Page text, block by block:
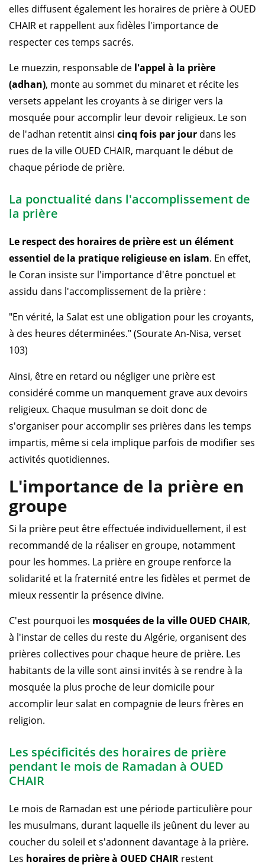
elles diffusent également les horaires de prière à OUED
CHAIR et rappellent aux fidèles l'importance de
respecter ces temps sacrés.
Le muezzin, responsable de l'appel à la prière
(adhan), monte au sommet du minaret et récite les
versets appelant les croyants à se diriger vers la
mosquée pour accomplir leur devoir religieux. Le son
de l'adhan retentit ainsi cinq fois par jour dans les
rues de la ville OUED CHAIR, marquant le début de
chaque période de prière.
La ponctualité dans l'accomplissement de
la prière
Le respect des horaires de prière est un élément
essentiel de la pratique religieuse en islam. En effet,
le Coran insiste sur l'importance d'être ponctuel et
assidu dans l'accomplissement de la prière :
"En vérité, la Salat est une obligation pour les croyants,
à des heures déterminées." (Sourate An-Nisa, verset
103)
Ainsi, être en retard ou négliger une prière est
considéré comme un manquement grave aux devoirs
religieux. Chaque musulman se doit donc de
s'organiser pour accomplir ses prières dans les temps
impartis, même si cela implique parfois de modifier ses
activités quotidiennes.
L'importance de la prière en
groupe
Si la prière peut être effectuée individuellement, il est
recommandé de la réaliser en groupe, notamment
pour les hommes. La prière en groupe renforce la
solidarité et la fraternité entre les fidèles et permet de
mieux ressentir la présence divine.
C'est pourquoi les mosquées de la ville OUED CHAIR,
à l'instar de celles du reste du Algérie, organisent des
prières collectives pour chaque heure de prière. Les
habitants de la ville sont ainsi invités à se rendre à la
mosquée la plus proche de leur domicile pour
accomplir leur salat en compagnie de leurs frères en
religion.
Les spécificités des horaires de prière
pendant le mois de Ramadan à OUED
CHAIR
Le mois de Ramadan est une période particulière pour
les musulmans, durant laquelle ils jeûnent du lever au
coucher du soleil et s'adonnent davantage à la prière.
Les horaires de prière à OUED CHAIR restent